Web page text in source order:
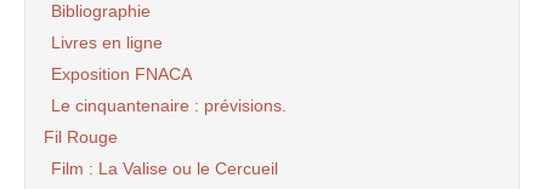
Bibliographie
Livres en ligne
Exposition FNACA
Le cinquantenaire : prévisions.
Fil Rouge
Film : La Valise ou le Cercueil